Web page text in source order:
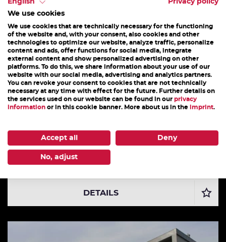
DAS KÖNNTE DICH AUCH INTERESSIEREN
ALPINSCHULE MARKUS HIRNBÖCK
Klettern/Sport-/Felsklettern
DETAILS
English
Privacy policy
We use cookies
We use cookies that are technically necessary for the functioning
of the website and, with your consent, also cookies and other
technologies to optimize our website, analyze traffic, personalize
content and ads, offer functions for social media, integrate
external content and show personalized advertising on other
platforms. To do this, we share information about your use of our
website with our social media, advertising and analytics partners.
You can revoke your consent to cookies that are not technically
necessary at any time with effect for the future. Further details on
the services used on our website can be found in our privacy
information or in this cookie banner. More about us in the imprint.
Accept all Deny
No, adjust